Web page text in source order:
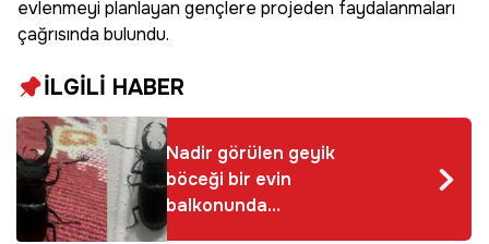
evlenmeyi planlayan gençlere projeden faydalanmaları
çağrısında bulundu.
İLGİLİ HABER
Nadir görülen geyik
böceği bir evin
balkonunda
görüntülendi